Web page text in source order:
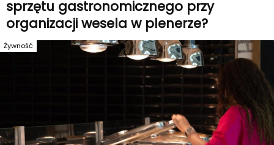
sprzętu gastronomicznego przy
organizacji wesela w plenerze?
Żywność